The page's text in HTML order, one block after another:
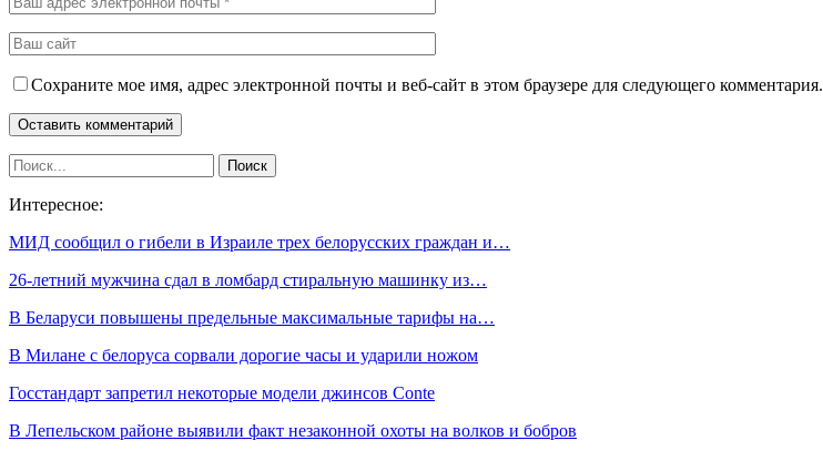
Сохраните мое имя, адрес электронной почты и веб-сайт в этом браузере для следующего комментария.
Интересное:
МИД сообщил о гибели в Израиле трех белорусских граждан и…
26-летний мужчина сдал в ломбард стиральную машинку из…
В Беларуси повышены предельные максимальные тарифы на…
В Милане с белоруса сорвали дорогие часы и ударили ножом
Госстандарт запретил некоторые модели джинсов Conte
В Лепельском районе выявили факт незаконной охоты на волков и бобров